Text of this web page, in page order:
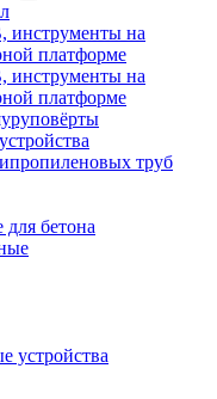
инструменты на
платформе
инструменты на
платформе
труб
бетона
устройства